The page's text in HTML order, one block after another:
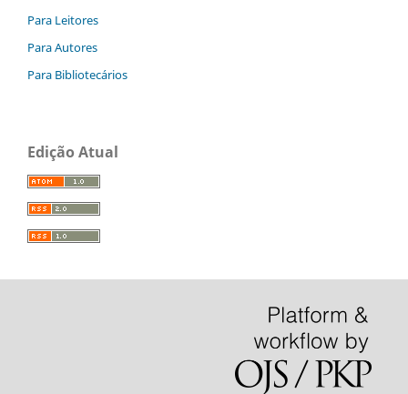
Para Leitores
Para Autores
Para Bibliotecários
Edição Atual